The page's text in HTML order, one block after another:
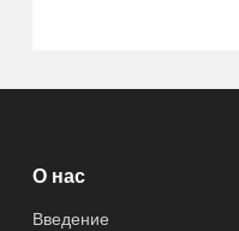
О нас
Введение